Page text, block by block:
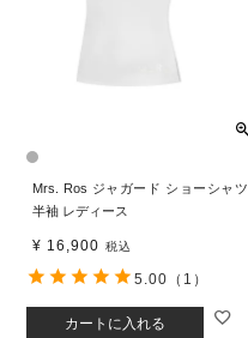
Mrs. Ros ジャガード ショーシャツ
半袖 レディース
¥ 16,900 税込
カートに入れる
5.00 （1）